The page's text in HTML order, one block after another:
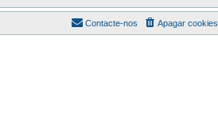
Apagar cookies
Contacte-nos